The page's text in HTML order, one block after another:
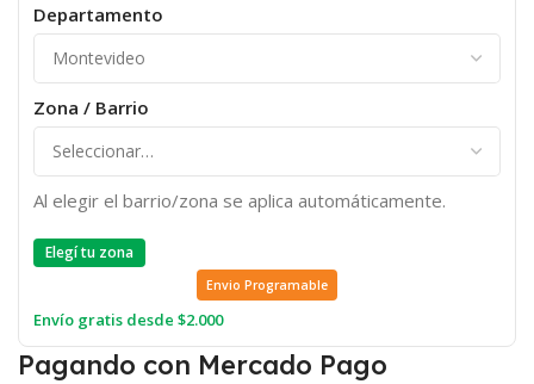
Departamento
Zona / Barrio
Al elegir el barrio/zona se aplica automáticamente.
Elegí tu zona
Envio Programable
Envío gratis desde $2.000
Pagando con Mercado Pago